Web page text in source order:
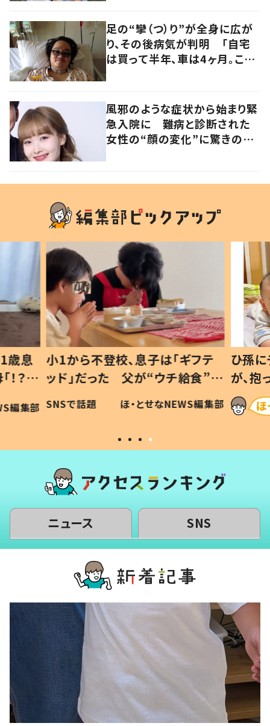
足の“攣（つ）り”が全身に広が
り、その後病気が判明 「自宅
は買って半年、車は4ヶ月。この
聞いた
風邪のような症状から始まり緊
急入院に 難病と診断された
女性の“顔の変化”に驚きの
歳息
？」
編集部
小1から不登校、息子は「ギフテ
ッド」だった 父が“ウチ給食”を
作り続ける理由とは #令和の親
#令和の子
SNSで話題 ほ・とせなNEWS編集部
ひ孫
が、
「涙が
い」
ニュース SNS